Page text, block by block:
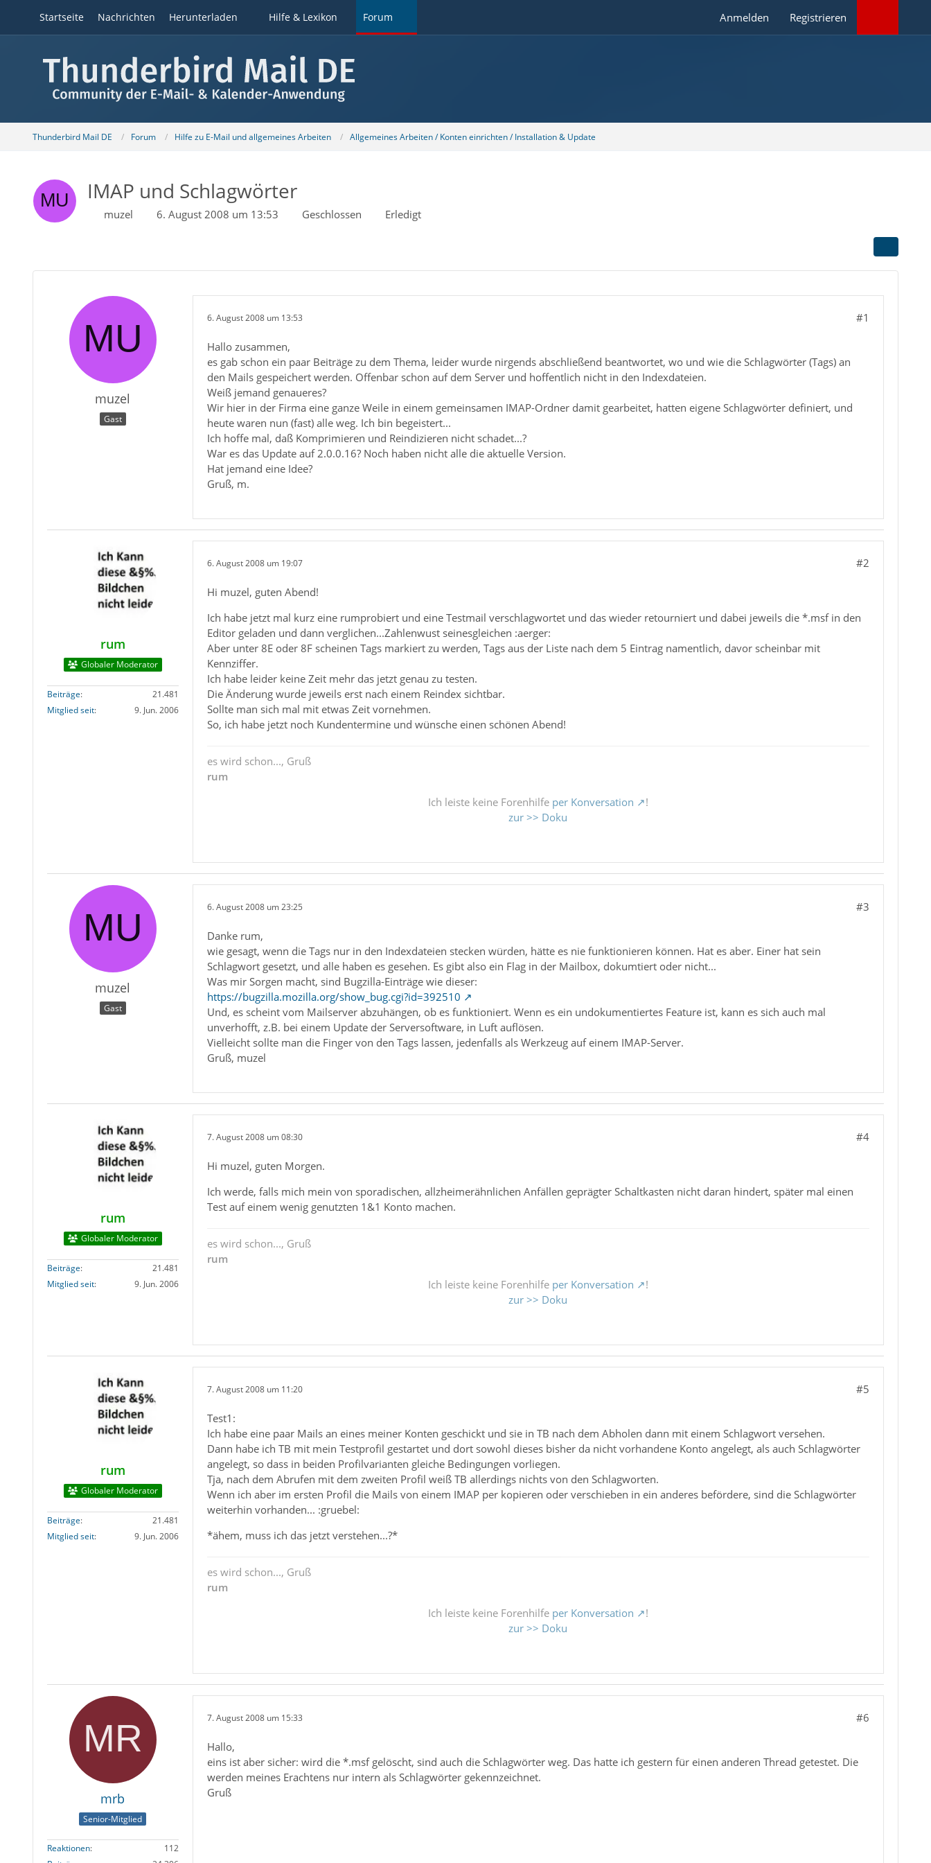
Startseite Nachrichten Herunterladen Hilfe & Lexikon Forum Anmelden Registrieren
Thunderbird Mail DE Forum Hilfe zu E-Mail und allgemeines Arbeiten Allgemeines Arbeiten / Konten einrichten / Installation & Update
IMAP und Schlagwörter
muzel 6. August 2008 um 13:53 Geschlossen Erledigt
muzel
Gast
6. August 2008 um 13:53 #1
Hallo zusammen,
es gab schon ein paar Beiträge zu dem Thema, leider wurde nirgends abschließend beantwortet, wo und wie die Schlagwörter (Tags) an
den Mails gespeichert werden. Offenbar schon auf dem Server und hoffentlich nicht in den Indexdateien.
Weiß jemand genaueres?
Wir hier in der Firma eine ganze Weile in einem gemeinsamen IMAP-Ordner damit gearbeitet, hatten eigene Schlagwörter definiert, und
heute waren nun (fast) alle weg. Ich bin begeistert...
Ich hoffe mal, daß Komprimieren und Reindizieren nicht schadet...?
War es das Update auf 2.0.0.16? Noch haben nicht alle die aktuelle Version.
Hat jemand eine Idee?
Gruß, m.
rum
Globaler Moderator
Beiträge
21.481
Mitglied seit
9. Jun. 2006
6. August 2008 um 19:07 #2
Hi muzel, guten Abend!
Ich habe jetzt mal kurz eine rumprobiert und eine Testmail verschlagwortet und das wieder retourniert und dabei jeweils die *.msf in den
Editor geladen und dann verglichen...Zahlenwust seinesgleichen :aerger:
Aber unter 8E oder 8F scheinen Tags markiert zu werden, Tags aus der Liste nach dem 5 Eintrag namentlich, davor scheinbar mit
Kennziffer.
Ich habe leider keine Zeit mehr das jetzt genau zu testen.
Die Änderung wurde jeweils erst nach einem Reindex sichtbar.
Sollte man sich mal mit etwas Zeit vornehmen.
So, ich habe jetzt noch Kundentermine und wünsche einen schönen Abend!
es wird schon..., Gruß
rum
Ich leiste keine Forenhilfe per Konversation
!
zur >> Doku
muzel
Gast
6. August 2008 um 23:25 #3
Danke rum,
wie gesagt, wenn die Tags nur in den Indexdateien stecken würden, hätte es nie funktionieren können. Hat es aber. Einer hat sein
Schlagwort gesetzt, und alle haben es gesehen. Es gibt also ein Flag in der Mailbox, dokumtiert oder nicht...
Was mir Sorgen macht, sind Bugzilla-Einträge wie dieser:
https://bugzilla.mozilla.org/show_bug.cgi?id=392510
Und, es scheint vom Mailserver abzuhängen, ob es funktioniert. Wenn es ein undokumentiertes Feature ist, kann es sich auch mal
unverhofft, z.B. bei einem Update der Serversoftware, in Luft auflösen.
Vielleicht sollte man die Finger von den Tags lassen, jedenfalls als Werkzeug auf einem IMAP-Server.
Gruß, muzel
rum
Globaler Moderator
Beiträge
21.481
Mitglied seit
9. Jun. 2006
7. August 2008 um 08:30 #4
Hi muzel, guten Morgen.
Ich werde, falls mich mein von sporadischen, allzheimerähnlichen Anfällen geprägter Schaltkasten nicht daran hindert, später mal einen
Test auf einem wenig genutzten 1&1 Konto machen.
es wird schon..., Gruß
rum
Ich leiste keine Forenhilfe per Konversation
!
zur >> Doku
rum
Globaler Moderator
Beiträge
21.481
Mitglied seit
9. Jun. 2006
7. August 2008 um 11:20 #5
Test1:
Ich habe eine paar Mails an eines meiner Konten geschickt und sie in TB nach dem Abholen dann mit einem Schlagwort versehen.
Dann habe ich TB mit mein Testprofil gestartet und dort sowohl dieses bisher da nicht vorhandene Konto angelegt, als auch Schlagwörter
angelegt, so dass in beiden Profilvarianten gleiche Bedingungen vorliegen.
Tja, nach dem Abrufen mit dem zweiten Profil weiß TB allerdings nichts von den Schlagworten.
Wenn ich aber im ersten Profil die Mails von einem IMAP per kopieren oder verschieben in ein anderes befördere, sind die Schlagwörter
weiterhin vorhanden... :gruebel:
*ähem, muss ich das jetzt verstehen...?*
es wird schon..., Gruß
rum
Ich leiste keine Forenhilfe per Konversation
!
zur >> Doku
mrb
Senior-Mitglied
Reaktionen
112
7. August 2008 um 15:33 #6
Hallo,
eins ist aber sicher: wird die *.msf gelöscht, sind auch die Schlagwörter weg. Das hatte ich gestern für einen anderen Thread getestet. Die
werden meines Erachtens nur intern als Schlagwörter gekennzeichnet.
Gruß